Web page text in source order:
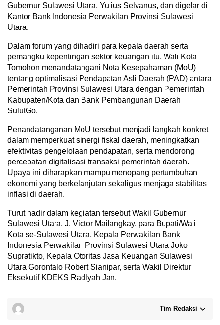
Gubernur Sulawesi Utara, Yulius Selvanus, dan digelar di
Kantor Bank Indonesia Perwakilan Provinsi Sulawesi
Utara.
Dalam forum yang dihadiri para kepala daerah serta
pemangku kepentingan sektor keuangan itu, Wali Kota
Tomohon menandatangani Nota Kesepahaman (MoU)
tentang optimalisasi Pendapatan Asli Daerah (PAD) antara
Pemerintah Provinsi Sulawesi Utara dengan Pemerintah
Kabupaten/Kota dan Bank Pembangunan Daerah
SulutGo.
Penandatanganan MoU tersebut menjadi langkah konkret
dalam memperkuat sinergi fiskal daerah, meningkatkan
efektivitas pengelolaan pendapatan, serta mendorong
percepatan digitalisasi transaksi pemerintah daerah.
Upaya ini diharapkan mampu menopang pertumbuhan
ekonomi yang berkelanjutan sekaligus menjaga stabilitas
inflasi di daerah.
Turut hadir dalam kegiatan tersebut Wakil Gubernur
Sulawesi Utara, J. Victor Mailangkay, para Bupati/Wali
Kota se-Sulawesi Utara, Kepala Perwakilan Bank
Indonesia Perwakilan Provinsi Sulawesi Utara Joko
Supratikto, Kepala Otoritas Jasa Keuangan Sulawesi
Utara Gorontalo Robert Sianipar, serta Wakil Direktur
Eksekutif KDEKS Radlyah Jan.
Tim Redaksi